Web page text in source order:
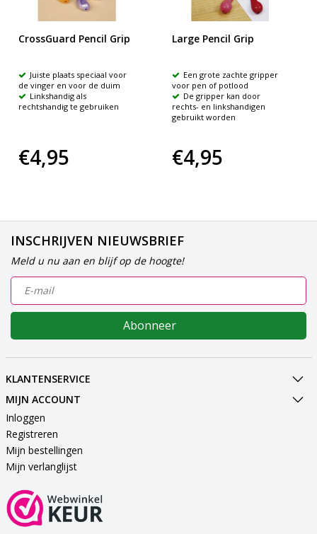
CrossGuard Pencil Grip
Juiste plaats speciaal voor
de vinger en voor de duim
Linkshandig als
rechtshandig te gebruiken
€4,95
Large Pencil Grip
Een grote zachte gripper
voor pen of potlood
De gripper kan door
rechts- en linkshandigen
gebruikt worden
€4,95
INSCHRIJVEN NIEUWSBRIEF
Meld u nu aan en blijf op de hoogte!
Abonneer
KLANTENSERVICE
MIJN ACCOUNT
Inloggen
Registreren
Mijn bestellingen
Mijn verlanglijst